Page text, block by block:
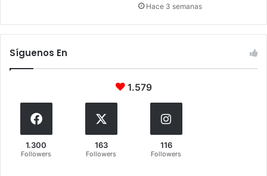
Hace 3 semanas
Síguenos En
1.579
1.300
Followers
163
Followers
116
Followers